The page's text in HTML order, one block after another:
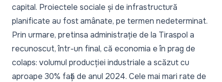
capital. Proiectele sociale și de infrastructură
planificate au fost amânate, pe termen nedeterminat.
Prin urmare, pretinsa administrație de la Tiraspol a
recunoscut, într-un final, că economia e în prag de
colaps: volumul producției industriale a scăzut cu
aproape 30% față de anul 2024. Cele mai mari rate de